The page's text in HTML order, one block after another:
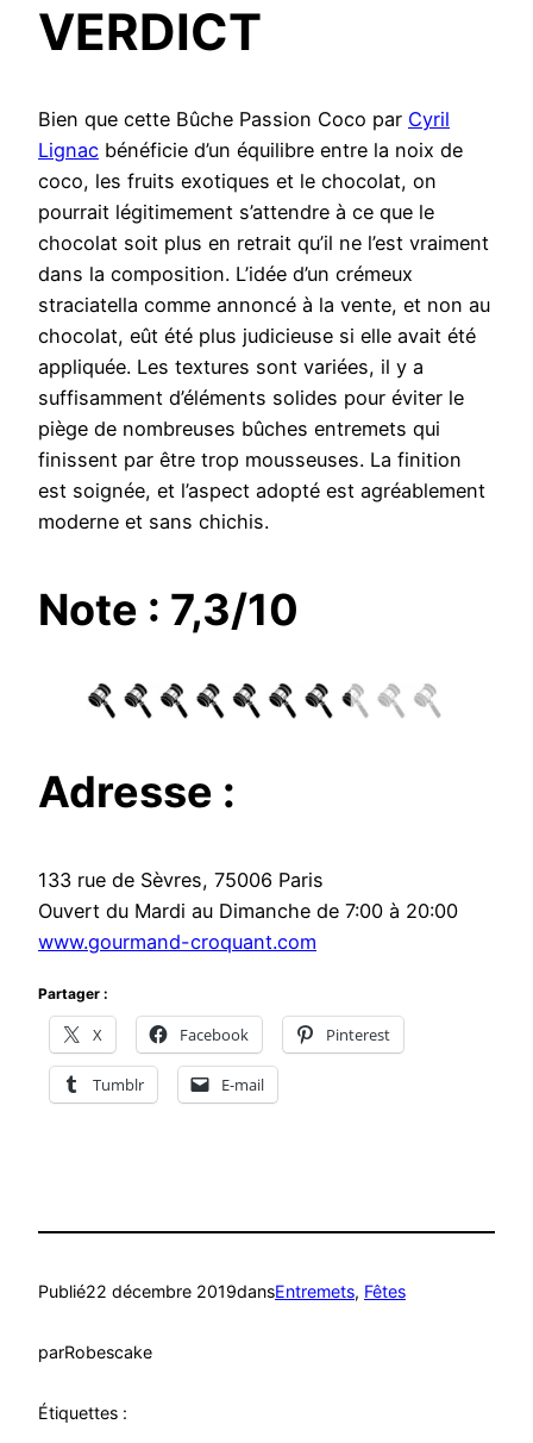
VERDICT
Bien que cette Bûche Passion Coco par Cyril
Lignac bénéficie d’un équilibre entre la noix de
coco, les fruits exotiques et le chocolat, on
pourrait légitimement s’attendre à ce que le
chocolat soit plus en retrait qu’il ne l’est vraiment
dans la composition. L’idée d’un crémeux
straciatella comme annoncé à la vente, et non au
chocolat, eût été plus judicieuse si elle avait été
appliquée. Les textures sont variées, il y a
suffisamment d’éléments solides pour éviter le
piège de nombreuses bûches entremets qui
finissent par être trop mousseuses. La finition
est soignée, et l’aspect adopté est agréablement
moderne et sans chichis.
Note : 7,3/10
Adresse :
133 rue de Sèvres, 75006 Paris
Ouvert du Mardi au Dimanche de 7:00 à 20:00
www.gourmand-croquant.com
Partager :
X Facebook Pinterest
Tumblr E-mail
Publié22 décembre 2019dansEntremets, Fêtes
parRobescake
Étiquettes :